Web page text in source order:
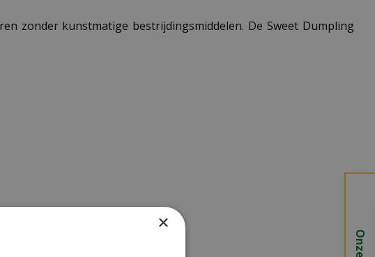
zonder kunstmatige bestrijdingsmiddelen. De Sweet Dumpling
×